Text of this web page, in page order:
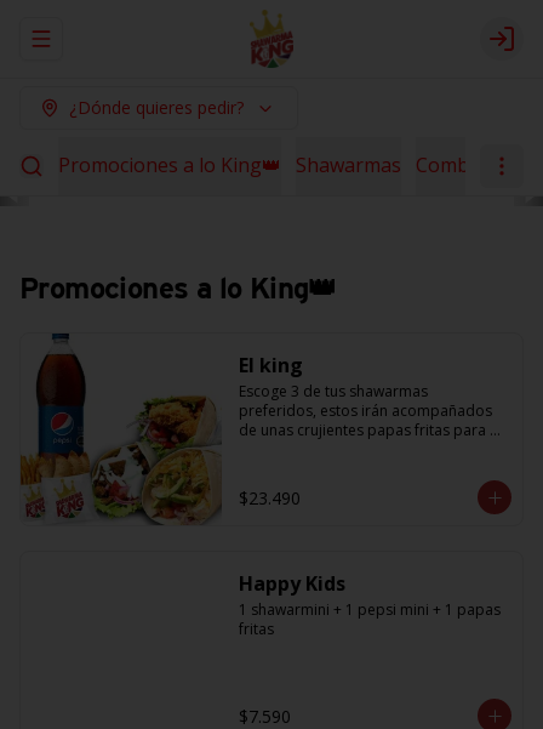
Abrir menu de navegación Login
¿Dónde quieres pedir?
Promociones a lo King👑 Shawarmas Combos
Promociones a lo King👑
El king
Escoge 3 de tus shawarmas
preferidos, estos irán acompañados
de unas crujientes papas fritas para
acumulable con otras promociones)
(cada agregado adicional
agregar la cantidad exacta igual a la
cantidad de shawarmas de la
promoción)
$23.490
Happy Kids
1 shawarmini + 1 pepsi mini + 1 papas
fritas
$7.590